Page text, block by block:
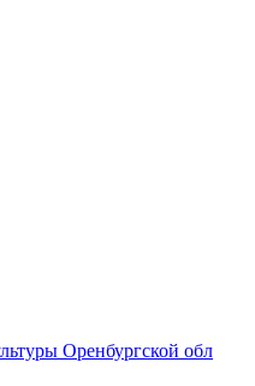
Оренбургской обл